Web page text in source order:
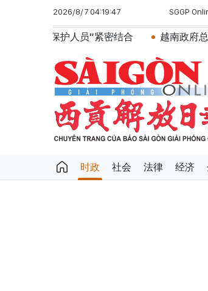
2026/8/7 04:19:47 SGGP
越南政府总理黎明兴会见马来
时政 社会 法律 经济